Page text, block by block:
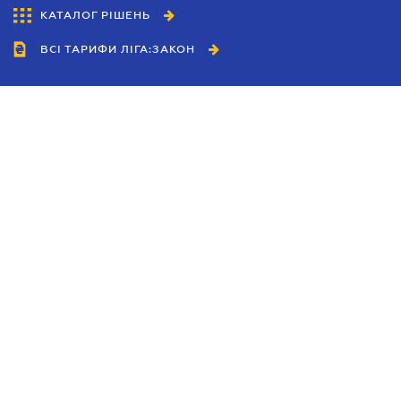
КАТАЛОГ РІШЕНЬ
ВСІ ТАРИФИ ЛІГА:ЗАКОН